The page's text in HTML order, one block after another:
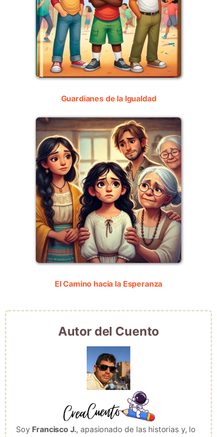
Guardianes de la Igualdad
El Camino hacia la Esperanza
Autor del Cuento
Soy Francisco J., apasionado de las historias y, lo